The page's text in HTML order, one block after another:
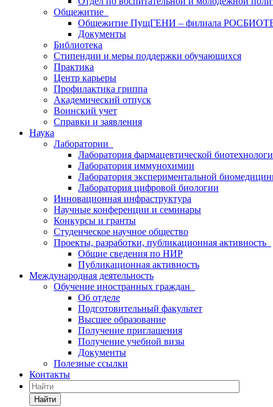
Общежитие
Общежитие ПущГЕНИ – филиала
Документы
Библиотека
Стипендии и меры поддержки обучающихся
Практика
Центр карьеры
Профилактика гриппа
Академический отпуск
Воинский учет
Справки и заявления
Наука
Лаборатории
Лаборатория фармацевтической
Лаборатория иммунохимии
Лаборатория экспериментальной
Лаборатория цифровой биологии
Инновационная инфраструктура
Научные конференции и семинары
Конкурсы и гранты
Студенческое научное общество
Проекты, разработки, публикационная активность
Общие сведения по НИР
Публикационная активность
Международная деятельность
Обучение иностранных граждан
Об отделе
Подготовительный факультет
Высшее образование
Получение приглашения
Получение учебной визы
Документы
Полезные ссылки
Контакты
Найти